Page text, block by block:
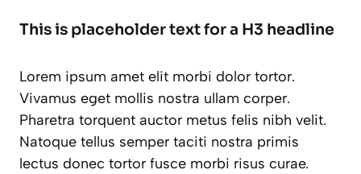
This is placeholder text for a H3 headline
Lorem ipsum amet elit morbi dolor tortor.
Vivamus eget mollis nostra ullam corper.
Pharetra torquent auctor metus felis nibh velit.
Natoque tellus semper taciti nostra primis
lectus donec tortor fusce morbi risus curae.